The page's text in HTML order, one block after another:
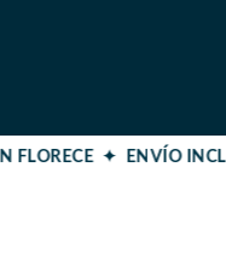
FLORECE ✦ENVÍO